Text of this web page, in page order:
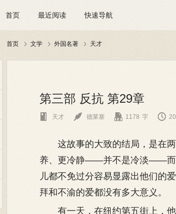
首页 最近阅读 快速导航
首页  文学  外国名著  天才
第三部 反抗 第29章
 天才  德莱塞  1178 字 
这故事的大致的结局，是在两
养、更冷静——并不是冷淡——而
儿都不免过分容易显露出他们的
拜和不渝的爱都没有多大意义。
有一天，在纽约第五街上，他